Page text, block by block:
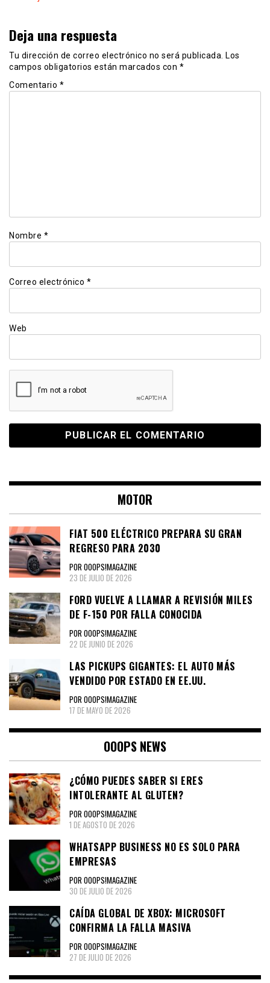
Deja una respuesta
Tu dirección de correo electrónico no será publicada.
Los
campos obligatorios están marcados con *
Comentario *
Nombre *
Correo electrónico *
Web
MOTOR
FIAT 500 ELÉCTRICO PREPARA SU GRAN
REGRESO PARA 2030
POR OOOPS!MAGAZINE
23 DE JULIO DE 2026
FORD VUELVE A LLAMAR A REVISIÓN MILES
DE F-150 POR FALLA CONOCIDA
POR OOOPS!MAGAZINE
22 DE JUNIO DE 2026
LAS PICKUPS GIGANTES: EL AUTO MÁS
VENDIDO POR ESTADO EN EE.UU.
POR OOOPS!MAGAZINE
17 DE MAYO DE 2026
OOOPS NEWS
¿CÓMO PUEDES SABER SI ERES
INTOLERANTE AL GLUTEN?
POR OOOPS!MAGAZINE
1 DE AGOSTO DE 2026
WHATSAPP BUSINESS NO ES SOLO PARA
EMPRESAS
POR OOOPS!MAGAZINE
30 DE JULIO DE 2026
CAÍDA GLOBAL DE XBOX: MICROSOFT
CONFIRMA LA FALLA MASIVA
POR OOOPS!MAGAZINE
27 DE JULIO DE 2026